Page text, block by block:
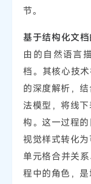
节。
基于结构化文
由的自然语言
档。其核心技
的深度解析，
法模型，将线
构。这一过程
视觉样式转化
单元格合并关
程中的角色，